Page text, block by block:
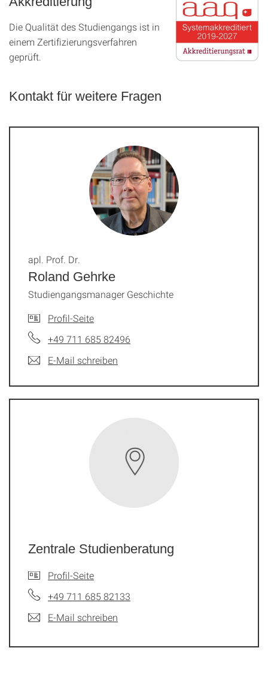
Die Qualität des Studien­gangs ist in
einem Zer­ti­fizier­ungs­ver­fahren
geprüft.
Kontakt für weitere Fragen
Roland Gehrke
apl. Prof. Dr.
Studiengangsmanager Geschichte
Profil-Seite
+49 711 685 82496
E-Mail schreiben
Zentrale Studienberatung
Profil-Seite
+49 711 685 82133
E-Mail schreiben